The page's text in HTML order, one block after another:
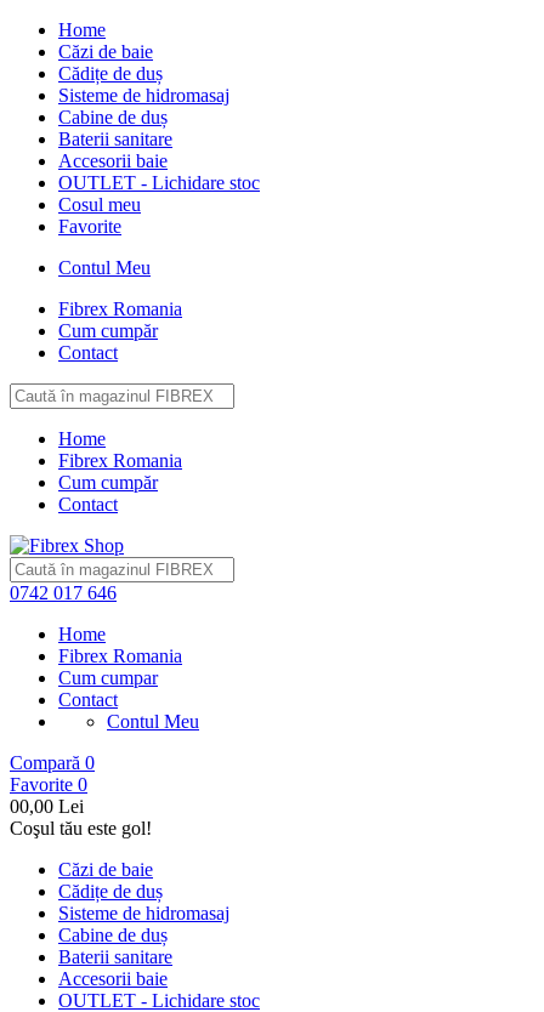
Home
Căzi de baie
Cădițe de duș
Sisteme de hidromasaj
Cabine de duș
Baterii sanitare
Accesorii baie
OUTLET - Lichidare stoc
Cosul meu
Favorite
Contul Meu
Fibrex Romania
Cum cumpăr
Contact
Home
Fibrex Romania
Cum cumpăr
Contact
0742 017 646
Home
Fibrex Romania
Cum cumpar
Contact
Contul Meu
Compară 0
Favorite 0
00,00 Lei
Coşul tău este gol!
Căzi de baie
Cădițe de duș
Sisteme de hidromasaj
Cabine de duș
Baterii sanitare
Accesorii baie
OUTLET - Lichidare stoc